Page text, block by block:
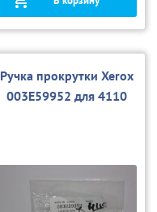
Ручка прокрутки Xerox
003E59952 для 4110